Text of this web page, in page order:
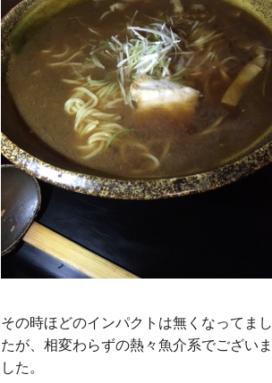
その時ほどのインパクトは無くなってまし
たが、相変わらずの熱々魚介系でございま
した。